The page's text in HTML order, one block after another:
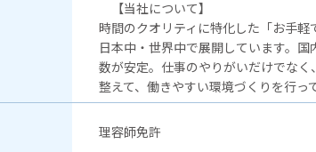
【当社について】
時間のクオリティに特化した「お手
日本中・世界中で展開しています。
数が安定。仕事のやりがいだけでな
整えて、働きやすい環境づくりを行っ
理容師免許